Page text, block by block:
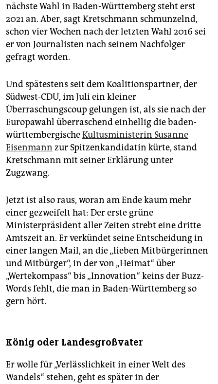
nächste Wahl in Baden-Württemberg steht erst
2021 an. Aber, sagt Kretschmann schmunzelnd,
schon vier Wochen nach der letzten Wahl 2016 sei
er von Journalisten nach seinem Nachfolger
gefragt worden.
Und spätestens seit dem Koalitionspartner, der
Südwest-CDU, im Juli ein kleiner
Überraschungscoup gelungen ist, als sie nach der
Europawahl überraschend einhellig die baden-
württembergischeKultusministerin Susanne
Eisenmann zur Spitzenkandidatin kürte, stand
Kretschmann mit seiner Erklärung unter
Zugzwang.
Jetzt ist also raus, woran am Ende kaum mehr
einer gezweifelt hat: Der erste grüne
Ministerpräsident aller Zeiten strebt eine dritte
Amtszeit an. Er verkündet seine Entscheidung in
einer langen Mail, an die „lieben Mitbürgerinnen
und Mitbürger“, in der von „Heimat“ über
„Wertekompass“ bis „Innovation“ keins der Buzz-
Words fehlt, die man in Baden-Württemberg so
gern hört.
König oder Landesgroßvater
Er wolle für „Verlässlichkeit in einer Welt des
Wandels“ stehen, geht es später in der